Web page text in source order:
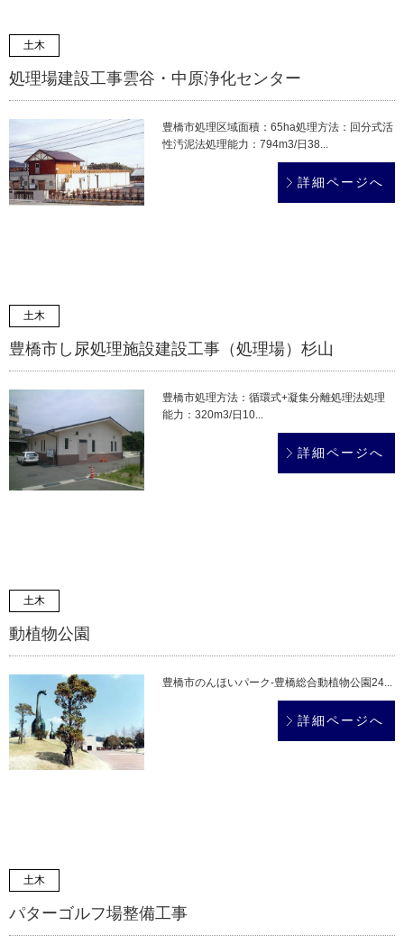
土木
処理場建設工事雲谷・中原浄化センター
豊橋市処理区域面積：65ha処理方法：回分式活
性汚泥法処理能力：794m3/日38...
詳細ページへ
土木
豊橋市し尿処理施設建設工事（処理場）杉山
豊橋市処理方法：循環式+凝集分離処理法処理
能力：320m3/日10...
詳細ページへ
土木
動植物公園
豊橋市のんほいパーク-豊橋総合動植物公園24...
詳細ページへ
土木
パターゴルフ場整備工事